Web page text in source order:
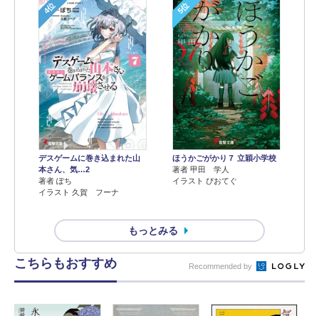
4位
デスゲームに巻き込まれた山
本さん、気…2
著者 ぽち
イラスト 久賀 フーナ
5位
ほうかごがかり７ 立穎小学校
著者 甲田 学人
イラスト ぴおてぐ
もっとみる
こちらもおすすめ Recommended by